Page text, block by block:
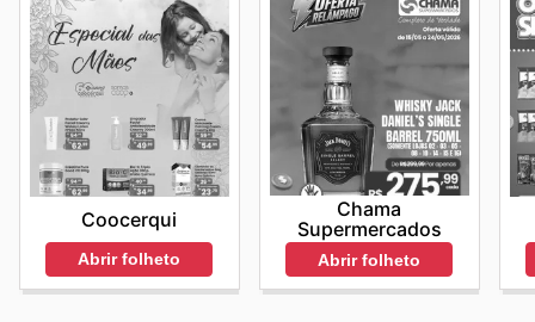
Coocerqui
Abrir folheto
Chama
Supermercados
Abrir folheto